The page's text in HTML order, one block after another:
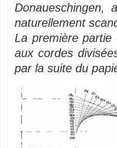
naturellement
La première
aux cordes
par la suite du